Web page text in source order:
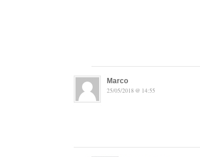
Marco
25/05/2018 @ 14:55